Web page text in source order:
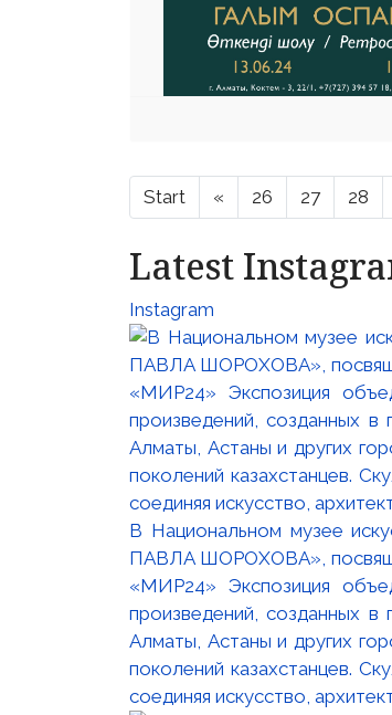
Start « 26 27 28
Latest
Instagram
В Национальном музее
ПАВЛА ШОРОХОВА»,
«МИР24» Экспозиция
произведений, созданных
Алматы, Астаны и других
поколений казахстанцев.
соединяя искусство,